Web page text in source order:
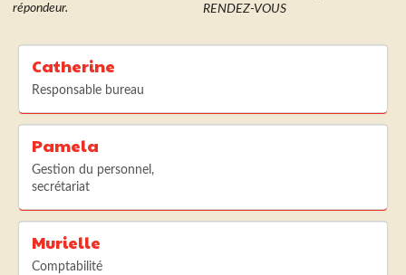
répondeur.
RENDEZ-VOUS
Catherine
Responsable bureau
Pamela
Gestion du personnel,
secrétariat
Murielle
Comptabilité